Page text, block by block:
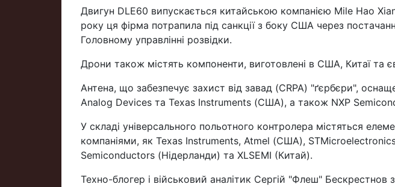
Двигун DLE60 випускається китайською компанією Mile Hao
року ця фірма потрапила під санкції з боку США через
Головному управлінні розвідки.
Дрони також містять компоненти, виготовлені в США, Китаї та
Антена, що забезпечує захист від завад (CRPA) "ґєрбєри",
Analog Devices та Texas Instruments (США), а також NXP
У складі універсального польотного контролера містяться
компаніями, як Texas Instruments, Atmel (США),
Semiconductors (Нідерланди) та XLSEMI (Китай).
Техно-блогер і військовий аналітик Сергій "Флеш" Бескрестнов